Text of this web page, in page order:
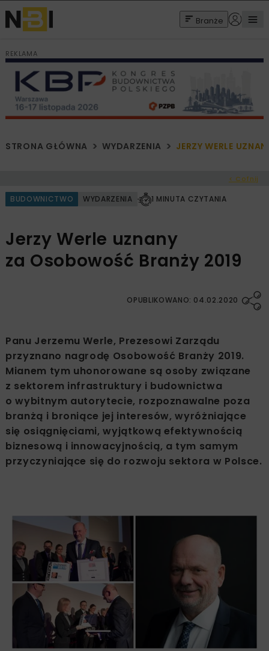
Branże
REKLAMA
STRONA GŁÓWNA WYDARZENIA JERZY WERLE
< Cofnij
BUDOWNICTWO WYDARZENIA 1 MINUTA CZYTANIA
Jerzy Werle uznany
za Osobowość Branży 2019
OPUBLIKOWANO: 04.02.2020
Panu Jerzemu Werle, Prezesowi Zarządu
przyznano nagrodę Osobowość Branży 2019.
Mianem tym uhonorowane są osoby związane
z sektorem infrastruktury i budownictwa
o wybitnym autorytecie, rozpoznawalne poza
branżą i broniące jej interesów, wyróżniające
się osiągnięciami, wyjątkową efektywnością
biznesową i innowacyjnością, a tym samym
przyczyniające się do rozwoju sektora w Polsce.